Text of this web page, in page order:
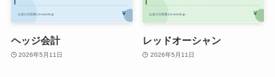
ヘッジ会計
2026年5月11日
レッドオーシャン
2026年5月11日